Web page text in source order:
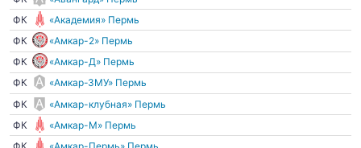
ФК
«Академия» Пермь
ФК
«Амкар-2» Пермь
ФК
«Амкар-Д» Пермь
ФК
«Амкар-ЗМУ» Пермь
ФК
«Амкар-клубная» Пермь
ФК
«Амкар-М» Пермь